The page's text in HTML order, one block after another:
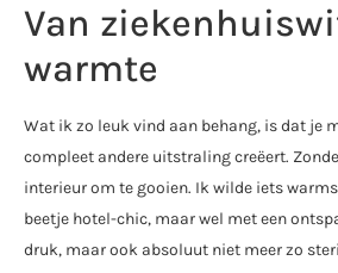
Van
warmte
Wat ik zo leuk vind aan behang, is dat je
compleet andere uitstraling creëert.
interieur om te gooien. Ik wilde iets
beetje hotel-chic, maar wel met een
druk, maar ook absoluut niet meer zo